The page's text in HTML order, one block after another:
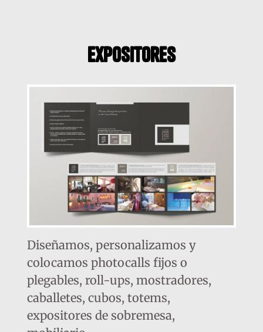
expositores
Diseñamos, personalizamos y
colocamos photocalls fijos o
plegables, roll-ups, mostradores,
caballetes, cubos, totems,
expositores de sobremesa,